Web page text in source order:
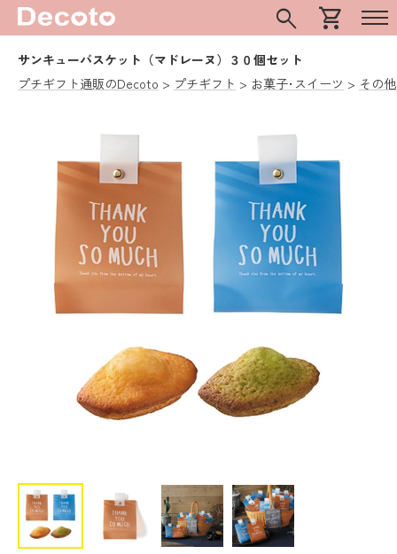
search shopping_cart
サンキューバスケット（マドレーヌ）３０個セット
プチギフト通販のDecoto
プチギフト お菓子･スイーツ その